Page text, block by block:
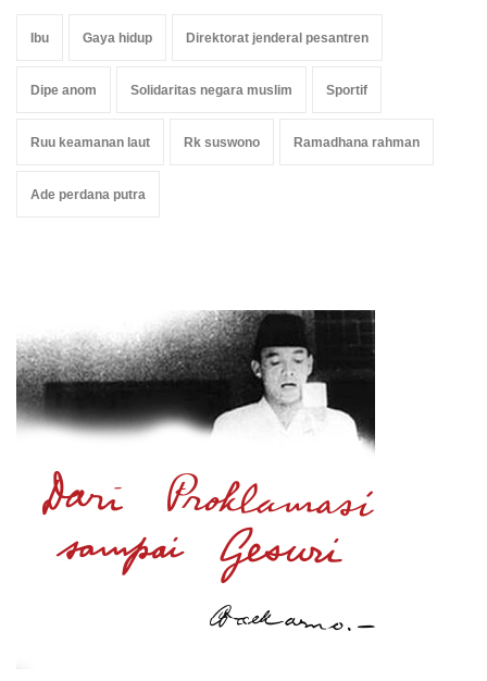
Ibu Gaya hidup Direktorat jenderal pesantren
Dipe anom Solidaritas negara muslim Sportif
Ruu keamanan laut Rk suswono Ramadhana rahman
Ade perdana putra